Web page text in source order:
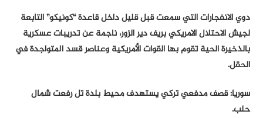
دوي الانفجارات التي سمعت قبل قليل داخل قاعدة “كونيكو” التابعة
لجيش الاحتلال الامريكي بريف دير الزور، ناجمة عن تدريبات عسكرية
بالذخيرة الحية تقوم بها القوات الأمريكية وعناصر قسد المتواجدة في
الحقل.
سوريا: قصف مدفعي تركي يستهدف محيط بلدة تل رفعت شمال
حلب.